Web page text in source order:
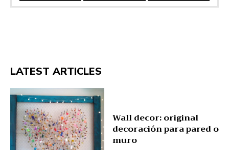
LATEST ARTICLES
Wall decor: original
decoración para pared o
muro